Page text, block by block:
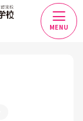
MENU